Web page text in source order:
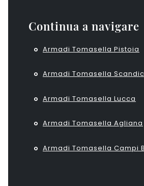
Continua a navigare
Armadi Tomasella Pistoia
Armadi Tomasella
Armadi Tomasella Lucca
Armadi Tomasella Agliana
Armadi Tomasella Campi